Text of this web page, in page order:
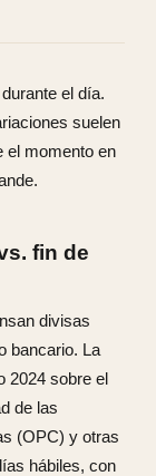
el día.
suelen
el momento en
fin de
divisas
bancario. La
2024 sobre el
de las
(OPC) y otras
hábiles, con